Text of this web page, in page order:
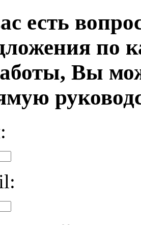
есть
по
Вы